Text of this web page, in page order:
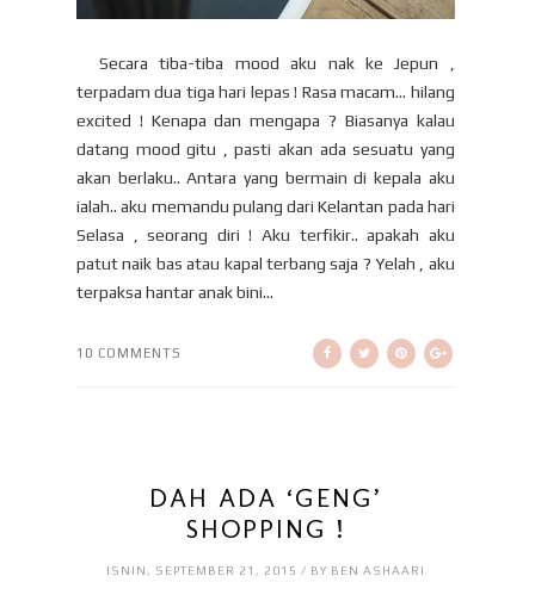
Secara tiba-tiba mood aku nak ke Jepun ,
terpadam dua tiga hari lepas ! Rasa macam… hilang
excited ! Kenapa dan mengapa ? Biasanya kalau
datang mood gitu , pasti akan ada sesuatu yang
akan berlaku.. Antara yang bermain di kepala aku
ialah.. aku memandu pulang dari Kelantan pada hari
Selasa , seorang diri ! Aku terfikir.. apakah aku
patut naik bas atau kapal terbang saja ? Yelah , aku
terpaksa hantar anak bini...
10 COMMENTS
DAH ADA ‘GENG’
SHOPPING !
ISNIN, SEPTEMBER 21, 2015 / BY BEN ASHAARI